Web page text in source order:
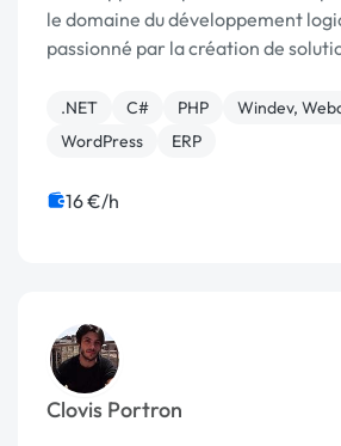
le domaine du développement
passionné par la création de
l’opportunité de travailler aussi
.NET C# PHP
Windev,
WordPress
ERP
16 €/h
Clovis Portron